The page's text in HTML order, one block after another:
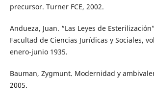
precursor. Turner FCE, 2002.
Andueza, Juan. “Las Leyes de
Facultad de Ciencias Jurídicas y Sociales,
enero-junio 1935.
Bauman, Zygmunt. Modernidad y
2005.